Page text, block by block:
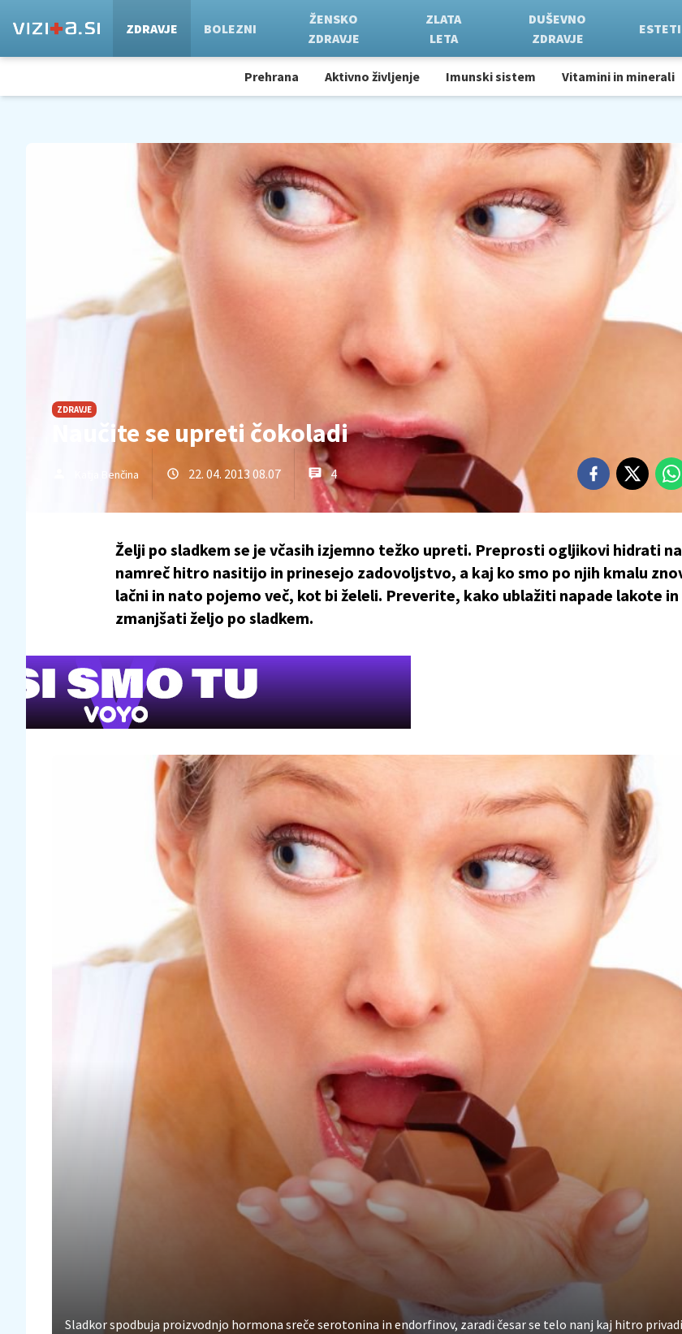
ZDRAVJE BOLEZNI
ŽENSKO
ZDRAVJE
ZLATA
LETA
DUŠEVNO
ZDRAVJE
Prehrana Aktivno življenje Imunski sistem Vitamini in minerali
ZDRAVJE
Naučite se upreti čokoladi
Katja Benčina 22. 04. 2013 08.07 4
Želji po sladkem se je včasih izjemno težko upreti. Preprosti ogljikovi hidrati
namreč hitro nasitijo in prinesejo zadovoljstvo, a kaj ko smo po njih kmalu
lačni in nato pojemo več, kot bi želeli. Preverite, kako ublažiti napade lakote in
zmanjšati željo po sladkem.
Sladkor spodbuja proizvodnjo hormona sreče serotonina in endorfinov, zaradi česar se telo nanj kaj hitro